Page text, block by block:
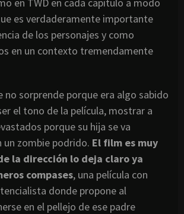
es verdaderamente importante
de los personajes y como
en un contexto tremendamente
no sorprende porque era algo sabido
el tono de la película, mostrar a
porque su hija se va
un zombie podrido. El film es muy
la dirección lo deja claro ya
compases, una película con
donde propone al
en el pellejo de ese padre